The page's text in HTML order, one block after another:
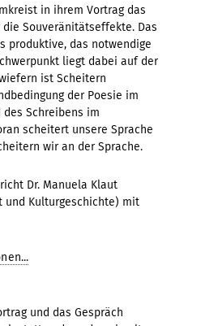
in ihrem Vortrag das
Souveränitätseffekte. Das
produktive, das notwendige
liegt dabei auf der
ist Scheitern
der Poesie im
des Schreibens im
scheitert unsere Sprache
wir an der Sprache.
Dr. Manuela Klaut
und Kulturgeschichte) mit
und das Gespräch